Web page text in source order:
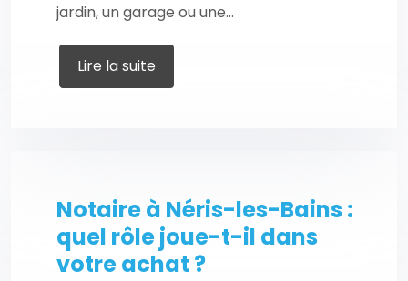
jardin, un garage ou une…
Lire la suite
Notaire à Néris-les-Bains :
quel rôle joue-t-il dans
votre achat ?